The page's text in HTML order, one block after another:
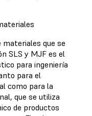
materiales que se
SLS y MJF es el
para ingeniería
para el
como para la
que se utiliza
de productos